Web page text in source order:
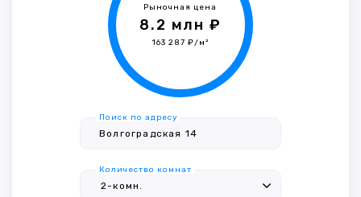
Рыночная цена
8.2 млн ₽
163 287 ₽/м²
Поиск по адресу
Количество комнат